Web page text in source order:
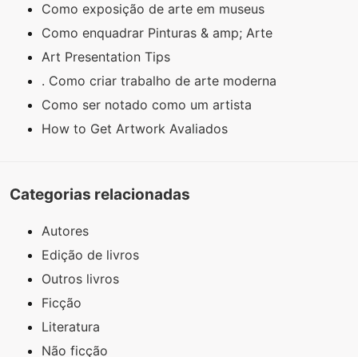
Como exposição de arte em museus
Como enquadrar Pinturas & amp; Arte
Art Presentation Tips
. Como criar trabalho de arte moderna
Como ser notado como um artista
How to Get Artwork Avaliados
Categorias relacionadas
Autores
Edição de livros
Outros livros
Ficção
Literatura
Não ficção